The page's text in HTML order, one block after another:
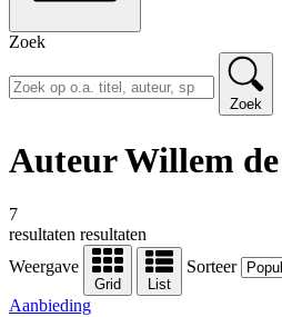
Zoek
Zoek
Auteur Willem
7
resultaten resultaten
Weergave
Grid List
Sorteer
Aanbieding